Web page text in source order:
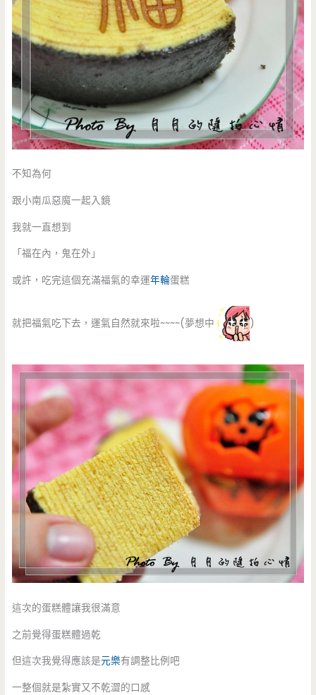
不知為何
跟小南瓜惡魔一起入鏡
我就一直想到
「福在內，鬼在外」
或許，吃完這個充滿福氣的幸運年輪蛋糕
就把福氣吃下去，運氣自然就來啦~~~~(夢想中 )
這次的蛋糕體讓我很滿意
之前覺得蛋糕體過乾
但這次我覺得應該是元樂有調整比例吧
一整個就是紮實又不乾澀的口感